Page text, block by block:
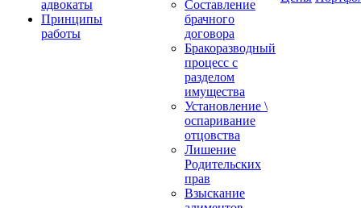
адвокаты
Принципы
работы
Составление
брачного
договора
Бракоразводный
процесс с
разделом
имущества
Установление \
оспаривание
отцовства
Лишение
Родительских
прав
Взыскание